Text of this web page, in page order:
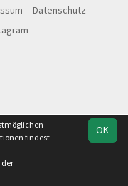
Datenschutz
OK
findest